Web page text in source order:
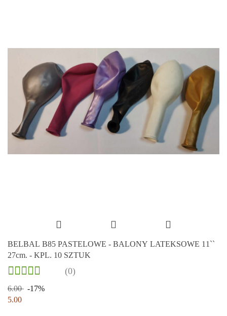
BELBAL B85 PASTELOWE - BALONY LATEKSOWE 11``
27cm. - KPL. 10 SZTUK
(0)
6.00
-17%
5.00